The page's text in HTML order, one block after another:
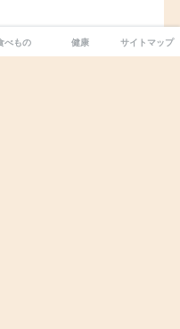
べもの 健康 サイトマップ